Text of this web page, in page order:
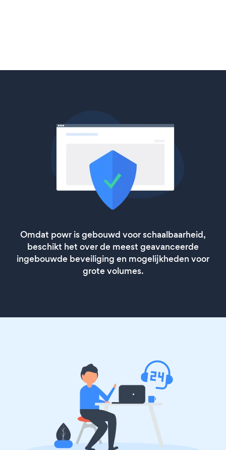
Omdat powr is gebouwd voor schaalbaarheid,
beschikt het over de meest geavanceerde
ingebouwde beveiliging en mogelijkheden voor
grote volumes.